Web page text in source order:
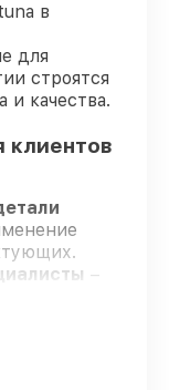
в
для
строятся
и качества.
клиентов
–